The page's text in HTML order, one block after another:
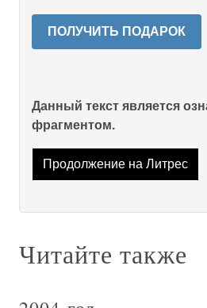
ПОЛУЧИТЬ ПОДАРОК
Данный текст является
фрагментом.
Продолжение на Литрес
Читайте также